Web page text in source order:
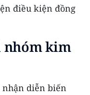
điều kiện đồng
nhóm kim
nhận diễn biến